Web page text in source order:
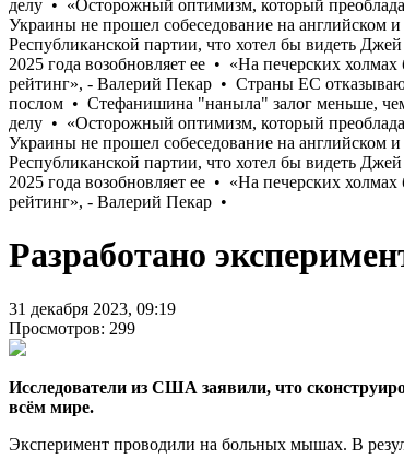
Разработано
31 декабря 2023, 09:19
Просмотров: 299
Исследователи из США заявили, что
всём мире.
Эксперимент проводили на больных мышах. В